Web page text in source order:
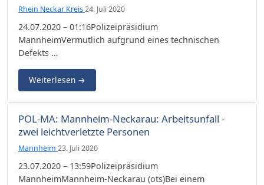
Rhein Neckar Kreis24. Juli 2020
24.07.2020 – 01:16Polizeipräsidium
MannheimVermutlich aufgrund eines technischen
Defekts …
Weiterlesen →
POL-MA: Mannheim-Neckarau: Arbeitsunfall -
zwei leichtverletzte Personen
Mannheim 23. Juli 2020
23.07.2020 – 13:59Polizeipräsidium
MannheimMannheim-Neckarau (ots)Bei einem